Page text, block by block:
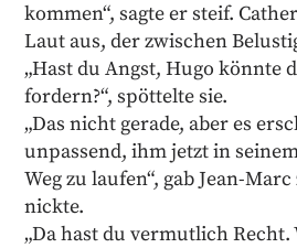
kommen“, sagte er steif.
Laut aus, der zwischen
„Hast du Angst, Hugo könnte
fordern?“, spöttelte sie.
„Das nicht gerade, aber es
unpassend, ihm jetzt in
Weg zu laufen“, gab Jean-
nickte.
„Da hast du vermutlich